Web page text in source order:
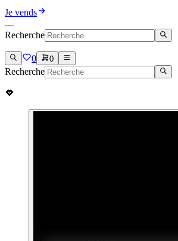
Je vends
Recherche
0 0
Recherche